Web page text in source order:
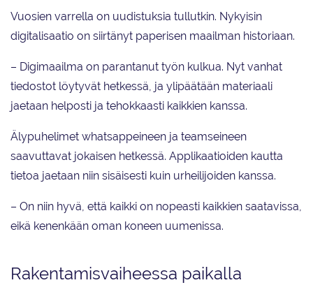
Vuosien varrella on uudistuksia tullutkin. Nykyisin
digitalisaatio on siirtänyt paperisen maailman historiaan.
– Digimaailma on parantanut työn kulkua. Nyt vanhat
tiedostot löytyvät hetkessä, ja ylipäätään materiaali
jaetaan helposti ja tehokkaasti kaikkien kanssa.
Älypuhelimet whatsappeineen ja teamseineen
saavuttavat jokaisen hetkessä. Applikaatioiden kautta
tietoa jaetaan niin sisäisesti kuin urheilijoiden kanssa.
– On niin hyvä, että kaikki on nopeasti kaikkien saatavissa,
eikä kenenkään oman koneen uumenissa.
Rakentamisvaiheessa paikalla